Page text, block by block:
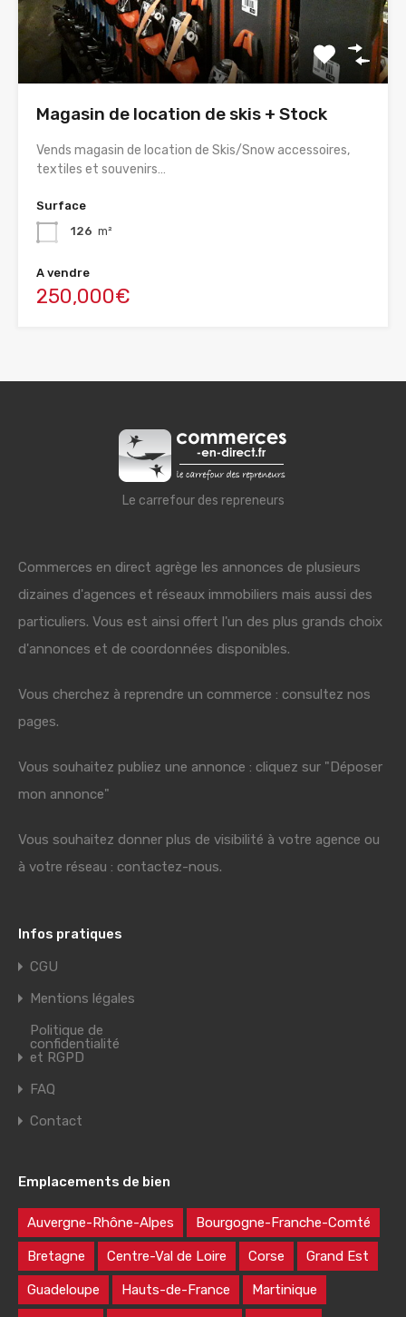
Magasin de location de skis + Stock
Vends magasin de location de Skis/Snow accessoires,
textiles et souvenirs…
Surface
126 m²
A vendre
250,000€
Le carrefour des repreneurs
Commerces en direct agrège les annonces de plusieurs
dizaines d'agences et réseaux immobiliers mais aussi des
particuliers. Vous est ainsi offert l'un des plus grands choix
d'annonces et de coordonnées disponibles.
Vous cherchez à reprendre un commerce : consultez nos
pages.
Vous souhaitez publiez une annonce : cliquez sur "Déposer
mon annonce"
Vous souhaitez donner plus de visibilité à votre agence ou
à votre réseau : contactez-nous.
Infos pratiques
CGU
Mentions légales
Politique de
confidentialité
et RGPD
FAQ
Contact
Emplacements de bien
Auvergne-Rhône-Alpes Bourgogne-Franche-Comté
Bretagne Centre-Val de Loire Corse Grand Est
Guadeloupe Hauts-de-France Martinique